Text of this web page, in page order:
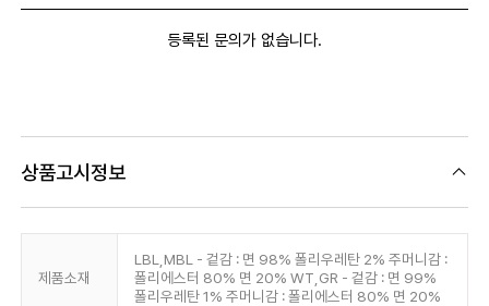
등록된 문의가 없습니다.
상품고시정보
제품소재
LBL,MBL - 겉감 : 면 98% 폴리우레탄 2% 주머니감 :
폴리에스터 80% 면 20% WT,GR - 겉감 : 면 99%
폴리우레탄 1% 주머니감 : 폴리에스터 80% 면 20%